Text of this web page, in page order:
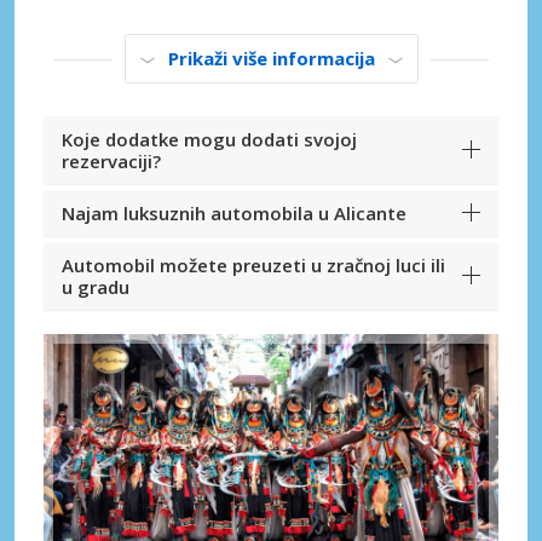
Prikaži više informacija
Koje dodatke mogu dodati svojoj
rezervaciji?
Najam luksuznih automobila u Alicante
Automobil možete preuzeti u zračnoj luci ili
u gradu